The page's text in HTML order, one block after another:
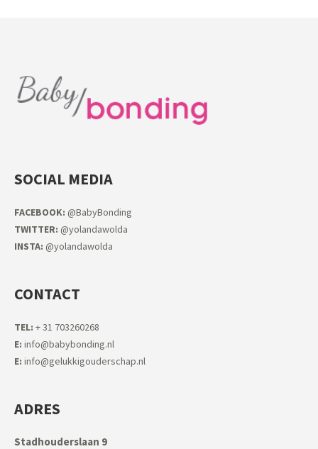
SOCIAL MEDIA
FACEBOOK: @BabyBonding
TWITTER: @yolandawolda
INSTA: @yolandawolda
CONTACT
TEL: + 31 703260268
E: info@babybonding.nl
E: info@gelukkigouderschap.nl
ADRES
Stadhouderslaan 9